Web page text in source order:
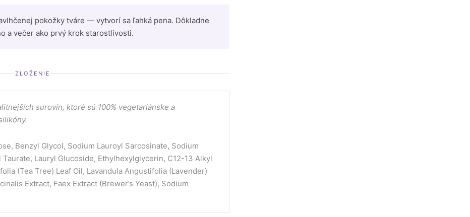
pokožky tváre — vytvorí sa ľahká pena. Dôkladne
a večer ako prvý krok starostlivosti.
ZLOŽENIE
surovín, ktoré sú 100% vegetariánske a
Benzyl Glycol, Sodium Lauroyl Sarcosinate, Sodium
Lauryl Glucoside, Ethylhexylglycerin, C12-13 Alkyl
(Tea Tree) Leaf Oil, Lavandula Angustifolia (Lavender)
Extract, Faex Extract (Brewer’s Yeast), Sodium